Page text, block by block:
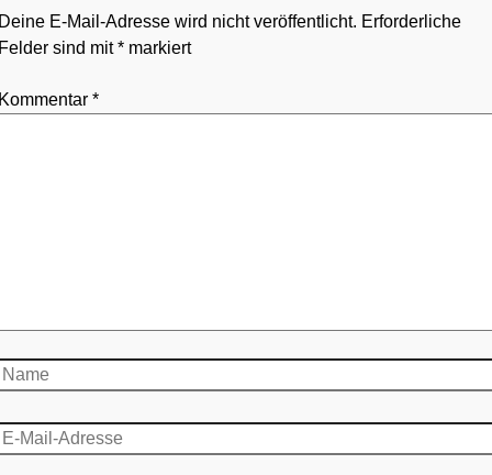
E-Mail-Adresse wird nicht veröffentlicht. Erforderliche
sind mit* markiert
*